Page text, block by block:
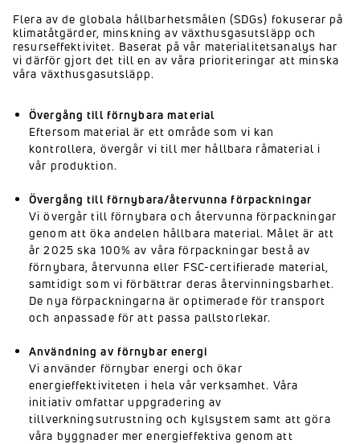
Flera av de globala hållbarhetsmålen (SDGs) fokuserar på
klimatåtgärder, minskning av växthusgasutsläpp och
resurseffektivitet. Baserat på vår materialitetsanalys har
vi därför gjort det till en av våra prioriteringar att minska
våra växthusgasutsläpp.
Övergång till förnybara material
Eftersom material är ett område som vi kan
kontrollera, övergår vi till mer hållbara råmaterial i
vår produktion.
Övergång till förnybara/återvunna förpackningar
Vi övergår till förnybara och återvunna förpackningar
genom att öka andelen hållbara material. Målet är att
år 2025 ska 100% av våra förpackningar bestå av
förnybara, återvunna eller FSC-certifierade material,
samtidigt som vi förbättrar deras återvinningsbarhet.
De nya förpackningarna är optimerade för transport
och anpassade för att passa pallstorlekar.
Användning av förnybar energi
Vi använder förnybar energi och ökar
energieffektiviteten i hela vår verksamhet. Våra
initiativ omfattar uppgradering av
tillverkningsutrustning och kylsystem samt att göra
våra byggnader mer energieffektiva genom att